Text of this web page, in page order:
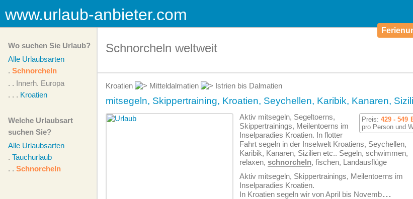
www.urlaub-anbieter.com
Wo suchen Sie Urlaub?
Alle Urlaubsarten
. Schnorcheln
. . Innerh. Europa
. . . Kroatien
Welche Urlaubsart
suchen Sie?
Alle Urlaubsarten
. Tauchurlaub
. . Schnorcheln
Schnorcheln weltweit
Kroatien Mitteldalmatien Istrien bis Dalmatien
mitsegeln, Skippertraining, Kroatien, Seychellen, Karibik, Kanaren,
Preis: 429 - 549
pro Person und
Aktiv mitsegeln, Segeltoerns,
Skippertrainings, Meilentoerns im
Inselparadies Kroatien. In flotter
Fahrt segeln in der Inselwelt Kroatiens, Seychellen,
Karibik, Kanaren, Sizilien etc.. Segeln, schwimmen,
relaxen, schnorcheln, fischen, Landausflüge
Aktiv mitsegeln, Skippertrainings, Meilentoerns im
Inselparadies Kroatien.
In Kroatien segeln wir von April bis Novemb...